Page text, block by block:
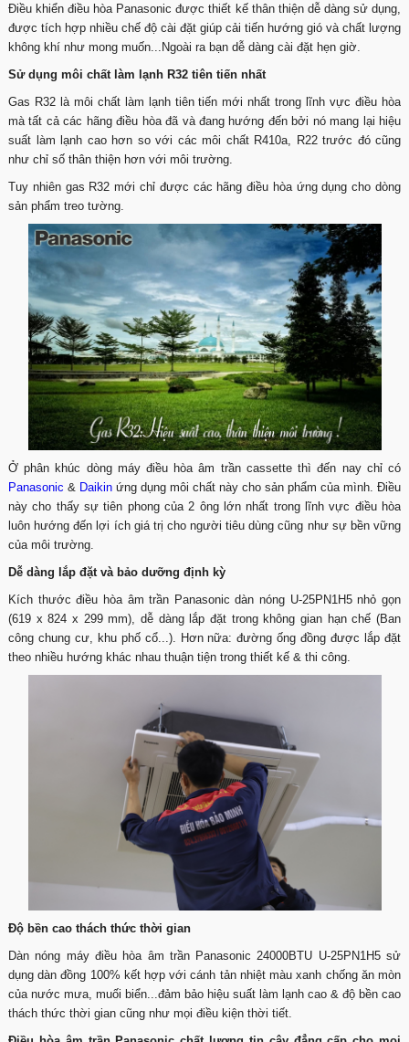
Điều khiển điều hòa Panasonic được thiết kế thân thiện dễ dàng sử dụng,
được tích hợp nhiều chế độ cài đặt giúp cải tiến hướng gió và chất lượng
không khí như mong muốn...Ngoài ra bạn dễ dàng cài đặt hẹn giờ.
Sử dụng môi chất làm lạnh R32 tiên tiến nhất
Gas R32 là môi chất làm lạnh tiên tiến mới nhất trong lĩnh vực điều hòa
mà tất cả các hãng điều hòa đã và đang hướng đến bởi nó mang lại hiệu
suất làm lạnh cao hơn so với các môi chất R410a, R22 trước đó cũng
như chỉ số thân thiện hơn với môi trường.
Tuy nhiên gas R32 mới chỉ được các hãng điều hòa ứng dụng cho dòng
sản phẩm treo tường.
Ở phân khúc dòng máy điều hòa âm trần cassette thì đến nay chỉ có
Panasonic & Daikin ứng dụng môi chất này cho sản phẩm của mình. Điều
này cho thấy sự tiên phong của 2 ông lớn nhất trong lĩnh vực điều hòa
luôn hướng đến lợi ích giá trị cho người tiêu dùng cũng như sự bền vững
của môi trường.
Dễ dàng lắp đặt và bảo dưỡng định kỳ
Kích thước điều hòa âm trần Panasonic dàn nóng U-25PN1H5 nhỏ gọn
(619 x 824 x 299 mm), dễ dàng lắp đặt trong không gian hạn chế (Ban
công chung cư, khu phố cổ...). Hơn nữa: đường ống đồng được lắp đặt
theo nhiều hướng khác nhau thuận tiện trong thiết kế & thi công.
Độ bền cao thách thức thời gian
Dàn nóng máy điều hòa âm trần Panasonic 24000BTU U-25PN1H5 sử
dụng dàn đồng 100% kết hợp với cánh tản nhiệt màu xanh chống ăn mòn
của nước mưa, muối biển...đảm bảo hiệu suất làm lạnh cao & độ bền cao
thách thức thời gian cũng như mọi điều kiện thời tiết.